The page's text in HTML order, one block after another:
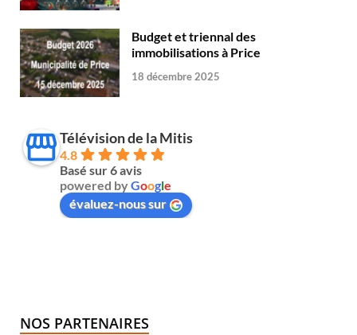
Budget et triennal des
immobilisations à Price
18 décembre 2025
Télévision de la Mitis
4.8
Basé sur 6 avis
powered byGoogle
évaluez-nous sur
NOS PARTENAIRES